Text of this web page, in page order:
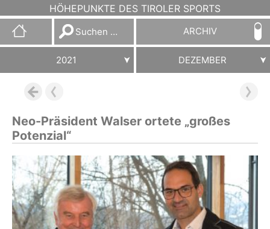
HÖHEPUNKTE DES TIROLER SPORTS
Suchen
nach:
ARCHIV
2021 DEZEMBER
Neo-Präsident Walser ortete „großes
Potenzial“